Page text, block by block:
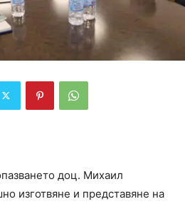
доц. Михаил
изготвяне и представяне на